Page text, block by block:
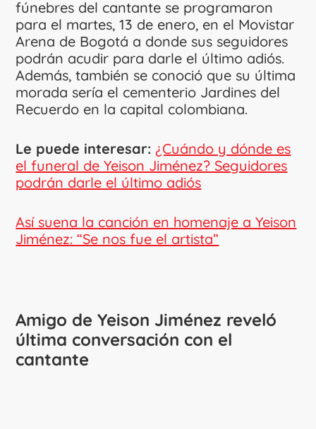
fúnebres del cantante se programaron
para el martes, 13 de enero, en el Movistar
Arena de Bogotá a donde sus seguidores
podrán acudir para darle el último adiós.
Además, también se conoció que su última
morada sería el cementerio Jardines del
Recuerdo en la capital colombiana.
Le puede interesar: ¿Cuándo y dónde es
el funeral de Yeison Jiménez? Seguidores
podrán darle el último adiós
Así suena la canción en homenaje a Yeison
Jiménez: “Se nos fue el artista”
Amigo de Yeison Jiménez reveló
última conversación con el
cantante